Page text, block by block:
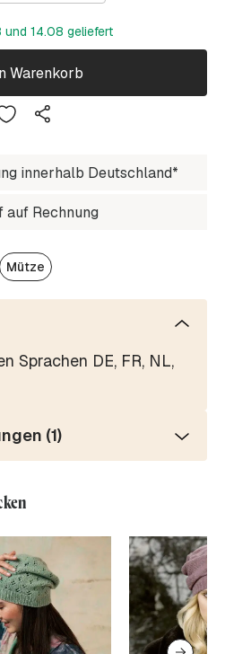
und 14.08 geliefert
Warenkorb
innerhalb Deutschland*
auf Rechnung
Mütze
Sprachen DE, FR, NL,
(1)